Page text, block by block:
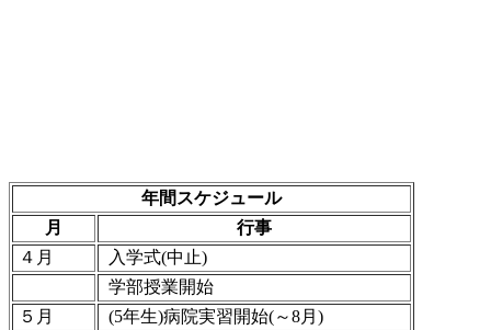
年間スケジュール
月
行事
４月
入学式(中止)
学部授業開始
５月
(5年生)病院実習開始(～8月)